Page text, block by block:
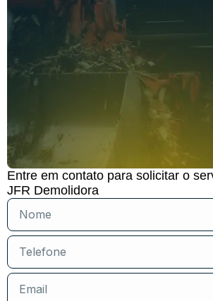
Entre em contato para solicitar o
JFR Demolidora